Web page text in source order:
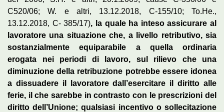
C520/06; W. e altri, 13.12.2018, C-155/10; To.He.,
13.12.2018, C- 385/17), la quale ha inteso assicurare al
lavoratore una situazione che, a livello retributivo, sia
sostanzialmente equiparabile a quella ordinaria
erogata nei periodi di lavoro, sul rilievo che una
diminuzione della retribuzione potrebbe essere idonea
a dissuadere il lavoratore dall’esercitare il diritto alle
ferie, il che sarebbe in contrasto con le prescrizioni del
diritto dell’Unione; qualsiasi incentivo o sollecitazione